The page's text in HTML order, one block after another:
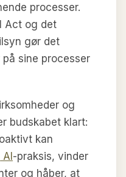
processer.
Act og det
gør det
sine processer
og
budskabet klart:
kan
-praksis, vinder
og håber, at